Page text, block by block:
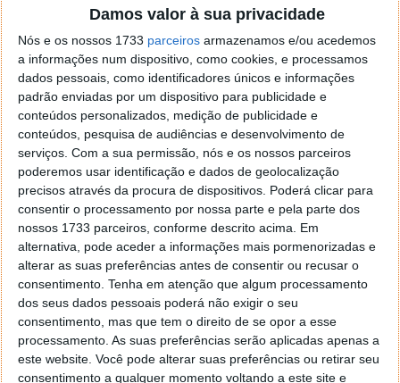
Damos valor à sua privacidade
Nós e os nossos 1733 parceiros armazenamos e/ou acedemos
a informações num dispositivo, como cookies, e processamos
dados pessoais, como identificadores únicos e informações
padrão enviadas por um dispositivo para publicidade e
conteúdos personalizados, medição de publicidade e
conteúdos, pesquisa de audiências e desenvolvimento de
serviços. Com a sua permissão, nós e os nossos parceiros
poderemos usar identificação e dados de geolocalização
precisos através da procura de dispositivos. Poderá clicar para
consentir o processamento por nossa parte e pela parte dos
nossos 1733 parceiros, conforme descrito acima. Em
alternativa, pode aceder a informações mais pormenorizadas e
alterar as suas preferências antes de consentir ou recusar o
consentimento. Tenha em atenção que algum processamento
dos seus dados pessoais poderá não exigir o seu
consentimento, mas que tem o direito de se opor a esse
processamento. As suas preferências serão aplicadas apenas a
este website. Você pode alterar suas preferências ou retirar seu
consentimento a qualquer momento voltando a este site e
o firefox como browser predefenido
Ja percorri o painel
tentei apagar o explorer na tentativa de forçar o uso do
firefox mas em vao. Kaso te lembres de outra dica fico
agradecido, caso contrario obrigado a mesma
Responder
Vítor M.
7 de Novembro de 2005 às 01:39
@Reporter
Desculpa mas o link funciona. Seja como for segue por mail
o MSn Messenger 8.
Responder
Vítor M.
@Rui
Tens de encontrar o que te falei. Faz da seguinte maneira,
janela iniciar e no topo dessa janela com o botão direito do
rato faz propriedades. Depois no separador Menu ‘Iniciar’
clica no botão ‘Personalizar’ aí encontrarás no separador